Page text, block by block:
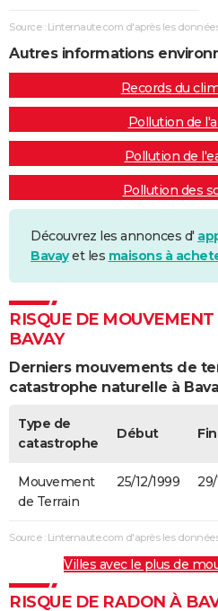
Source : Linternaute.com d'après les
Autres informations
Records du
Pollution de
Pollution de
Pollution des
Découvrez les annonces d'
Bavayet les maisons à
RISQUE DE
BAVAY
Derniers mouvements de
catastrophe naturelle à
Type de
catastrophe
Début Fin
Mouvement
de Terrain
25/12/1999
Source : Linternaute.com d'après les
Villes avec le plus de
RISQUE DE RADON À